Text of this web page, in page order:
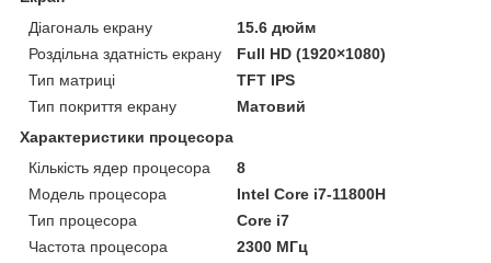
Діагональ екрану
15.6 дюйм
Роздільна здатність екрану
Full HD (1920×1080)
Тип матриці
TFT IPS
Тип покриття екрану
Матовий
Характеристики процесора
Кількість ядер процесора
8
Модель процесора
Intel Core i7-11800H
Тип процесора
Core i7
Частота процесора
2300 МГц